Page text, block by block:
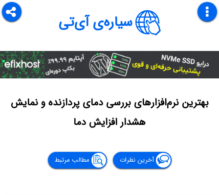
سیاره‌ی آی‌تی
بهترین نرم‌افزارهای بررسی دمای پردازنده و نمایش
هشدار افزایش دما
آخرین نظرات مطالب مرتبط